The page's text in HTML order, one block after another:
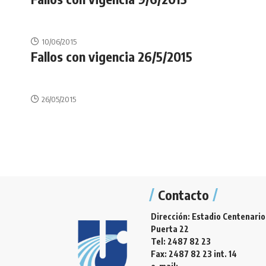
10/06/2015
Fallos con vigencia 26/5/2015
26/05/2015
Contacto
Dirección: Estadio Centenario
Puerta 22
Tel: 2487 82 23
Fax: 2487 82 23 int. 14